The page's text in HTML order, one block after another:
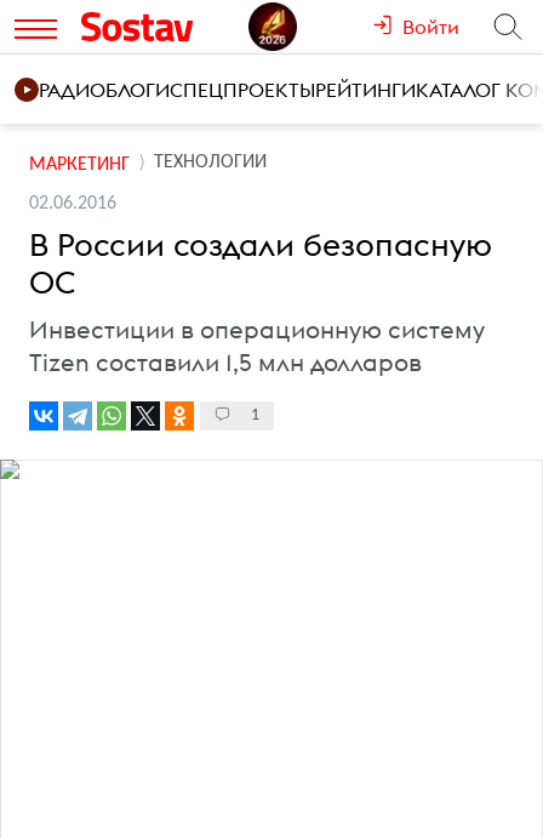
Войти
РАДИОБЛОГИСПЕЦПРОЕКТЫРЕЙТИНГИКАТАЛОГ
МАРКЕТИНГ ТЕХНОЛОГИИ
02.06.2016
В России создали безопасную
ОС
Инвестиции в операционную систему
Tizen составили 1,5 млн долларов
1